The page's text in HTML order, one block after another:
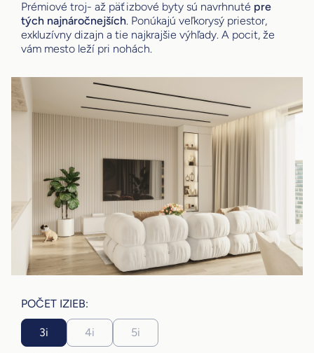
Prémiové troj- až päťizbové byty sú navrhnuté pre
tých najnáročnejších. Ponúkajú veľkorysý priestor,
exkluzívny dizajn a tie najkrajšie výhľady. A pocit, že
vám mesto leží pri nohách.
POČET IZIEB:
3i 4i 5i